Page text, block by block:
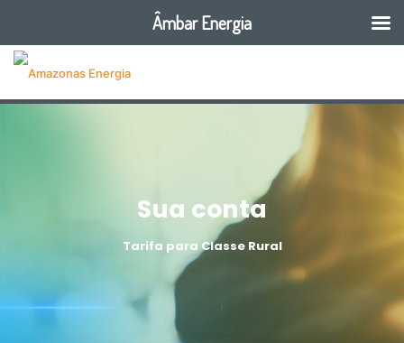
Sua conta
Tarifa para Classe Rural
Âmbar Energia